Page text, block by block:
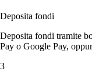
Deposita fondi
Deposita fondi tramite
Pay o Google Pay,
3